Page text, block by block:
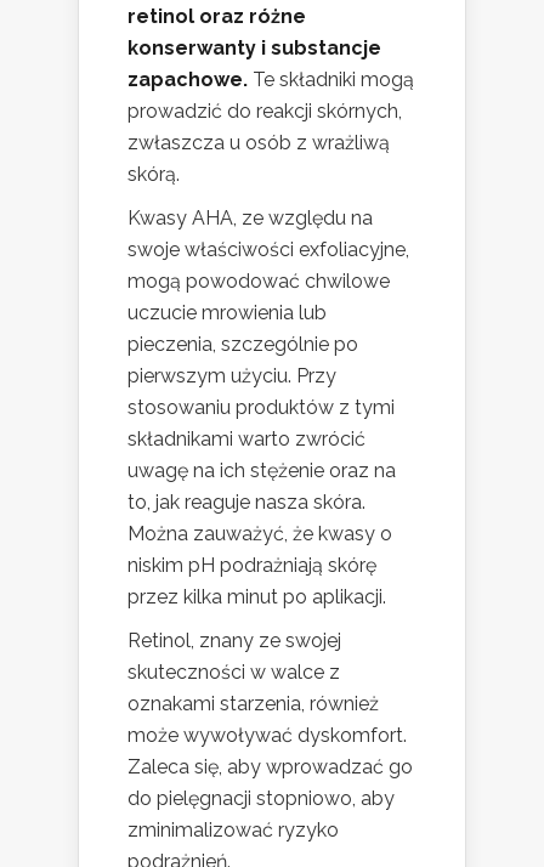
retinol oraz różne
konserwanty i substancje
zapachowe. Te składniki mogą
prowadzić do reakcji skórnych,
zwłaszcza u osób z wrażliwą
skórą.
Kwasy AHA, ze względu na
swoje właściwości exfoliacyjne,
mogą powodować chwilowe
uczucie mrowienia lub
pieczenia, szczególnie po
pierwszym użyciu. Przy
stosowaniu produktów z tymi
składnikami warto zwrócić
uwagę na ich stężenie oraz na
to, jak reaguje nasza skóra.
Można zauważyć, że kwasy o
niskim pH podrażniają skórę
przez kilka minut po aplikacji.
Retinol, znany ze swojej
skuteczności w walce z
oznakami starzenia, również
może wywoływać dyskomfort.
Zaleca się, aby wprowadzać go
do pielęgnacji stopniowo, aby
zminimalizować ryzyko
podrażnień.